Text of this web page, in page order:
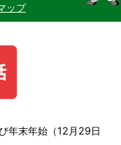
ップ
年末年始（12月29日